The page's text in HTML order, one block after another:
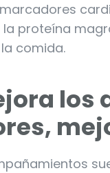
la proteína
comida.